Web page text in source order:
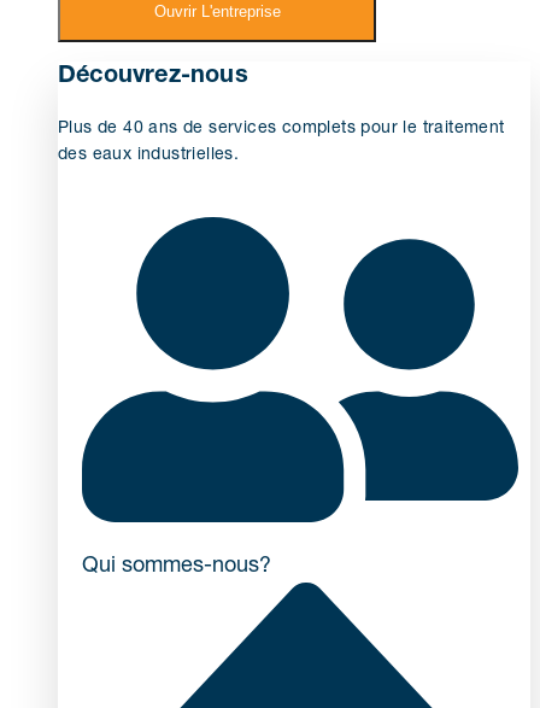
Ouvrir L'entreprise
Découvrez-nous
Plus de 40 ans de services complets pour le traitement
des eaux industrielles.
Qui sommes-nous?